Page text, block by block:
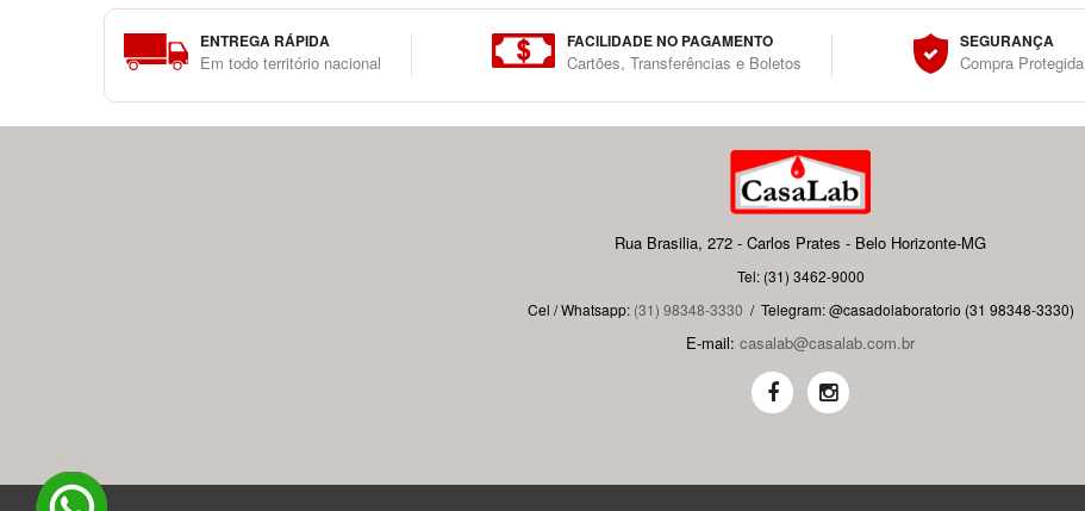
ENTREGA RÁPIDA
Em todo território nacional
FACILIDADE NO PAGAMENTO
Cartões, Transferências e Boletos
SEGURANÇA
Compra Protegida
Rua Brasilia, 272 - Carlos Prates - Belo Horizonte-MG
Tel: (31) 3462-9000
Cel / Whatsapp: (31) 98348-3330 / Telegram: @casadolaboratorio (31 98348-3330)
E-mail: casalab@casalab.com.br